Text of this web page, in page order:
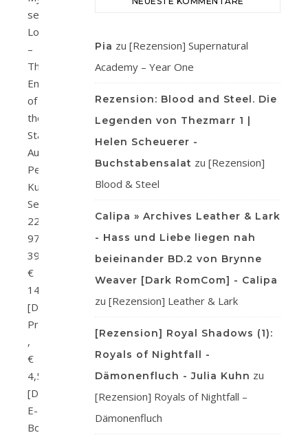
secret
Love
–
The
End
of
the
Start
Autor/in:
Petra
KurzVerlag:
SelfpublishingSeitenanzahl:
223ISBN:
978-
3950555707Preis:
€
14,98
[D]
Print
,
€
4,50
[D]
E-
Book
Pia zu [Rezension] Supernatural
Academy – Year One
Rezension: Blood and Steel. Die
Legenden von Thezmarr 1 |
Helen Scheuerer -
Buchstabensalat zu [Rezension]
Blood & Steel
Calipa » Archives Leather & Lark
- Hass und Liebe liegen nah
beieinander BD.2 von Brynne
Weaver [Dark RomCom] - Calipa
zu [Rezension] Leather & Lark
[Rezension] Royal Shadows (1):
Royals of Nightfall -
Dämonenfluch - Julia Kuhn zu
[Rezension] Royals of Nightfall –
Dämonenfluch